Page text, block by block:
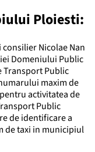
Ploiesti:
Nicolae Nan
Domeniului Public
Transport Public
maxim de
activitatea de
Public
de identificare a
de taxi in municipiul